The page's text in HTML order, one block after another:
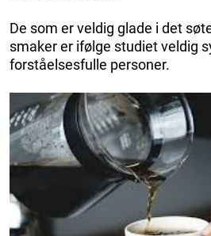
De som er veldig glade i det
smaker er ifølge studiet veldig
forståelsesfulle personer.